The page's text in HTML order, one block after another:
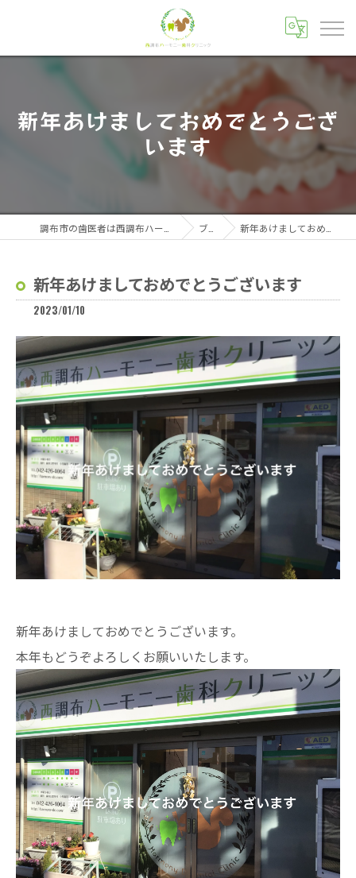
新年あけましておめでとうござ
います
ブログ 新年あけましておめでとうございます
新年あけましておめでとうございます
2023/01/10
新年あけましておめでとうございます。
本年もどうぞよろしくお願いいたします。